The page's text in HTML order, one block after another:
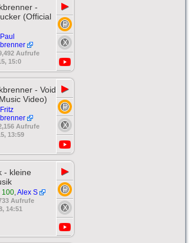
-
(Official
Paul
Aufrufe
15:0
▶
- Void
Video)
Fritz
Aufrufe
13:59
▶
- kleine
100,Alex S
Aufrufe
14:51
▶